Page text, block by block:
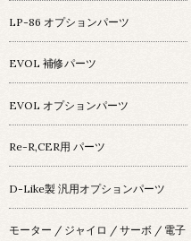
LP-86 オプションパーツ
EVOL 補修パーツ
EVOL オプションパーツ
Re-R,CER用 パーツ
D-Like製 汎用オプションパーツ
モーター / ジャイロ / サーボ / 電子